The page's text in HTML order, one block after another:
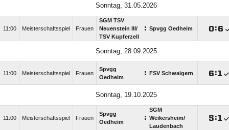
Sonntag, 31.05.2026
11:00 Meisterschaftsspiel Frauen
SGM TSV
Neuenstein III/​
TSV Kupferzell
: Spvgg Oedheim :
Sonntag, 28.09.2025
11:00 Meisterschaftsspiel Frauen
Spvgg
Oedheim
: FSV Schwaigern :
Sonntag, 19.10.2025
11:00 Meisterschaftsspiel Frauen
Spvgg
Oedheim
:
SGM
Weikersheim/​
Laudenbach
: